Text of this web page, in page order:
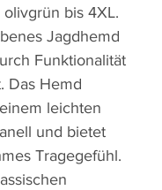
bis 4XL.
Jagdhemd
Funktionalität
Das Hemd
leichten
und bietet
Tragegefühl.